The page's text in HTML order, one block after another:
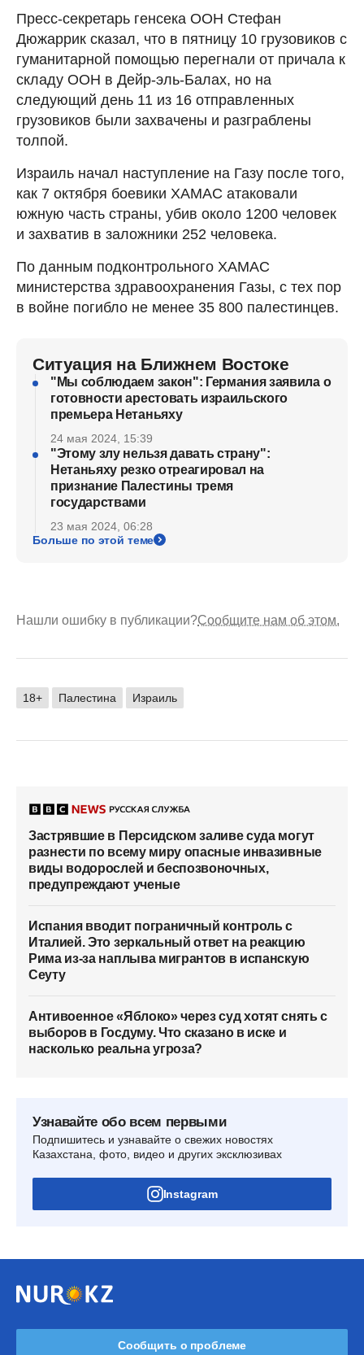
Пресс-секретарь генсека ООН Стефан
Дюжаррик сказал, что в пятницу 10 грузовиков с
гуманитарной помощью перегнали от причала к
складу ООН в Дейр-эль-Балах, но на
следующий день 11 из 16 отправленных
грузовиков были захвачены и разграблены
толпой.
Израиль начал наступление на Газу после того,
как 7 октября боевики ХАМАС атаковали
южную часть страны, убив около 1200 человек
и захватив в заложники 252 человека.
По данным подконтрольного ХАМАС
министерства здравоохранения Газы, с тех пор
в войне погибло не менее 35 800 палестинцев.
Ситуация на Ближнем Востоке
"Мы соблюдаем закон": Германия заявила о
готовности арестовать израильского
премьера Нетаньяху
24 мая 2024, 15:39
"Этому злу нельзя давать страну":
Нетаньяху резко отреагировал на
признание Палестины тремя
государствами
23 мая 2024, 06:28
Больше по этой теме
Нашли ошибку в публикации?Сообщите нам об этом.
18+ Палестина Израиль
Застрявшие в Персидском заливе суда могут
разнести по всему миру опасные инвазивные
виды водорослей и беспозвоночных,
предупреждают ученые
Испания вводит пограничный контроль с
Италией. Это зеркальный ответ на реакцию
Рима из-за наплыва мигрантов в испанскую
Сеуту
Антивоенное «Яблоко» через суд хотят снять с
выборов в Госдуму. Что сказано в иске и
насколько реальна угроза?
Узнавайте обо всем первыми
Подпишитесь и узнавайте о свежих новостях
Казахстана, фото, видео и других эксклюзивах
Instagram
Сообщить о проблеме